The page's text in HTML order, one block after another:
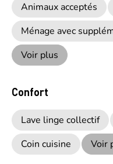
Animaux acceptés
Ménage avec
Voir plus
Confort
Lave linge collectif
Coin cuisine
Voir